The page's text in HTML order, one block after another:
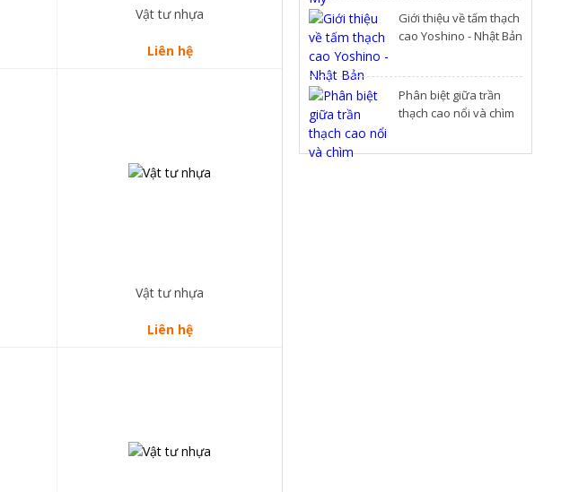
Vật tư nhựa
Liên hệ
Vật tư nhựa
Liên hệ
Giới thiệu về tấm thạch
cao Yoshino - Nhật Bản
Phân biệt giữa trần
thạch cao nổi và chìm